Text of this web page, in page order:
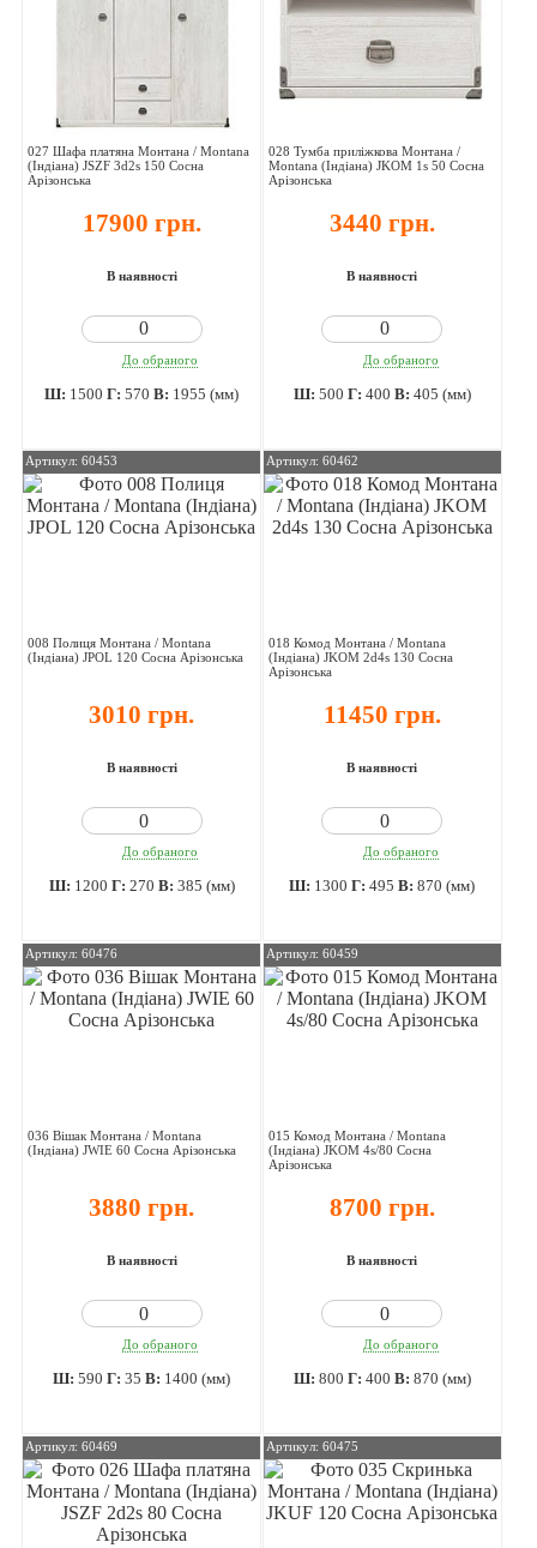
027 Шафа платяна Монтана / Montana
(Індіана) JSZF 3d2s 150 Сосна
Арізонська
17900 грн.
В наявності
До обраного
Ш: 1500 Г:570 В: 1955 (мм)
028 Тумба приліжкова Монтана /
Montana (Індіана) JKOM 1s 50 Сосна
Арізонська
3440 грн.
В наявності
До обраного
Ш: 500 Г: 400 В: 405 (мм)
Артикул: 60453
008 Полиця Монтана / Montana
(Індіана) JPOL 120 Сосна Арізонська
3010 грн.
В наявності
До обраного
Ш: 1200 Г: 270 В: 385 (мм)
Артикул: 60462
018 Комод Монтана / Montana
(Індіана) JKOM 2d4s 130 Сосна
Арізонська
11450 грн.
В наявності
До обраного
Ш: 1300 Г:495 В:870 (мм)
Артикул: 60476
036 Вішак Монтана / Montana
(Індіана) JWIE 60 Сосна Арізонська
3880 грн.
В наявності
До обраного
Ш:590 Г:35 В: 1400 (мм)
Артикул: 60459
015 Комод Монтана / Montana
(Індіана) JKOM 4s/80 Сосна
Арізонська
8700 грн.
В наявності
До обраного
Ш: 800 Г: 400 В: 870 (мм)
Артикул: 60469 Артикул: 60475